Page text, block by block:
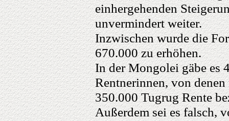
einhergehenden
unvermindert weiter.
Inzwischen wurde die
670.000 zu erhöhen.
In der Mongolei gäbe es
Rentnerinnen, von
350.000 Tugrug Rente
Außerdem sei es falsch,